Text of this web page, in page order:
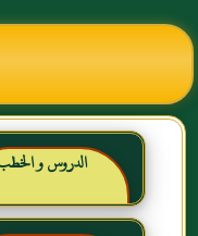
الدروس و